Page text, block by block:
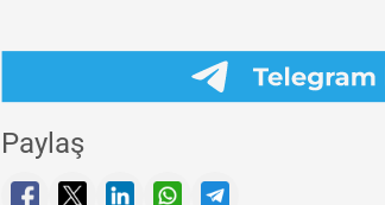
Paylaş